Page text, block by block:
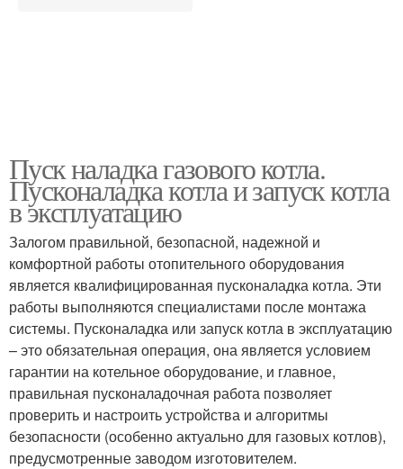
Пуск наладка газового котла.
Пусконаладка котла и запуск котла
в эксплуатацию
Залогом правильной, безопасной, надежной и
комфортной работы отопительного оборудования
является квалифицированная пусконаладка котла. Эти
работы выполняются специалистами после монтажа
системы. Пусконаладка или запуск котла в эксплуатацию
– это обязательная операция, она является условием
гарантии на котельное оборудование, и главное,
правильная пусконаладочная работа позволяет
проверить и настроить устройства и алгоритмы
безопасности (особенно актуально для газовых котлов),
предусмотренные заводом изготовителем.